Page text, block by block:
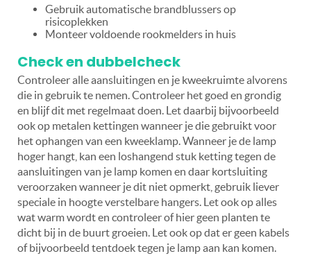
Gebruik automatische brandblussers op
risicoplekken
Monteer voldoende rookmelders in huis
Check en dubbelcheck
Controleer alle aansluitingen en je kweekruimte alvorens
die in gebruik te nemen. Controleer het goed en grondig
en blijf dit met regelmaat doen. Let daarbij bijvoorbeeld
ook op metalen kettingen wanneer je die gebruikt voor
het ophangen van een kweeklamp. Wanneer je de lamp
hoger hangt, kan een loshangend stuk ketting tegen de
aansluitingen van je lamp komen en daar kortsluiting
veroorzaken wanneer je dit niet opmerkt, gebruik liever
speciale in hoogte verstelbare hangers. Let ook op alles
wat warm wordt en controleer of hier geen planten te
dicht bij in de buurt groeien. Let ook op dat er geen kabels
of bijvoorbeeld tentdoek tegen je lamp aan kan komen.